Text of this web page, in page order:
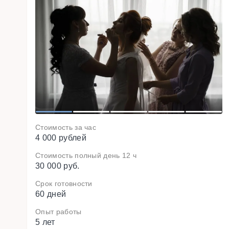
1 2 3 4 5
Стоимость за час
4 000 рублей
Стоимость полный день 12 ч
30 000 руб.
Срок готовности
60 дней
Опыт работы
5 лет